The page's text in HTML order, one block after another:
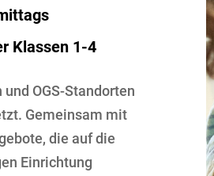
Klassen 1-4
OGS-Standorten
Gemeinsam mit
die auf die
Einrichtung